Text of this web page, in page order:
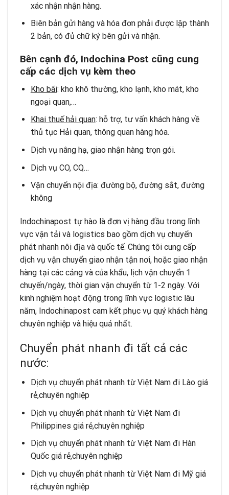
xác nhận nhận hàng.
Biên bản gửi hàng và hóa đơn phải được lập thành
2 bản, có đủ chữ ký bên gửi và nhận.
Bên cạnh đó, Indochina Post cũng cung
cấp các dịch vụ kèm theo
Kho bãi: kho khô thường, kho lạnh, kho mát, kho
ngoại quan,…
Khai thuế hải quan: hỗ trợ, tư vấn khách hàng về
thủ tục Hải quan, thông quan hàng hóa.
Dịch vụ nâng hạ, giao nhận hàng trọn gói.
Dịch vụ CO, CQ…
Vận chuyển nội địa: đường bộ, đường sắt, đường
không
Indochinapost tự hào là đơn vị hàng đầu trong lĩnh
vực vận tải và logistics bao gồm dịch vụ chuyển
phát nhanh nôi địa và quốc tế. Chúng tôi cung cấp
dịch vụ vận chuyển giao nhận tận nơi, hoặc giao nhận
hàng tại các cảng và của khẩu, lịch vận chuyển 1
chuyến/ngày, thời gian vận chuyển từ 1-2 ngày. Với
kinh nghiệm hoạt động trong lĩnh vực logistic lâu
năm, Indochinapost cam kết phục vụ quý khách hàng
chuyên nghiệp và hiệu quả nhất.
Chuyển phát nhanh đi tất cả các
nước:
Dịch vụ chuyển phát nhanh từ Việt Nam đi Lào giá
rẻ,chuyên nghiệp
Dịch vụ chuyển phát nhanh từ Việt Nam đi
Philippines giá rẻ,chuyên nghiệp
Dịch vụ chuyển phát nhanh từ Việt Nam đi Hàn
Quốc giá rẻ,chuyên nghiệp
Dịch vụ chuyển phát nhanh từ Việt Nam đi Mỹ giá
rẻ,chuyên nghiệp